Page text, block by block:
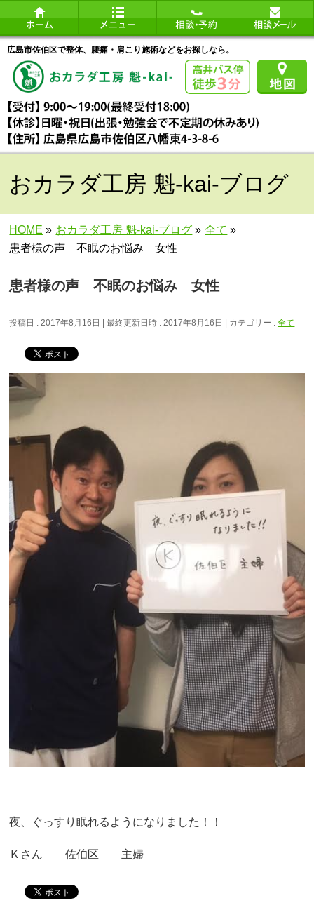
広島市佐伯区で整体、腰痛・肩こり施術などをお探しなら。
おカラダ工房 魁-kai-ブログ
HOME » おカラダ工房 魁-kai-ブログ » 全て »
患者様の声 不眠のお悩み 女性
患者様の声 不眠のお悩み 女性
投稿日 : 2017年8月16日 最終更新日時 : 2017年8月16日 カテゴリー :全て
夜、ぐっすり眠れるようになりました！！
Ｋさん 佐伯区 主婦